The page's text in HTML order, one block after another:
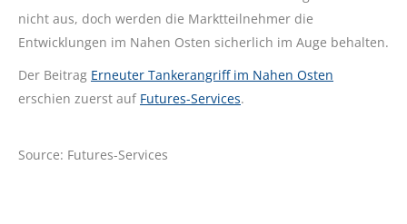
nicht aus, doch werden die Marktteilnehmer die
Entwicklungen im Nahen Osten sicherlich im Auge behalten.
Der Beitrag Erneuter Tankerangriff im Nahen Osten
erschien zuerst auf Futures-Services.
Source: Futures-Services